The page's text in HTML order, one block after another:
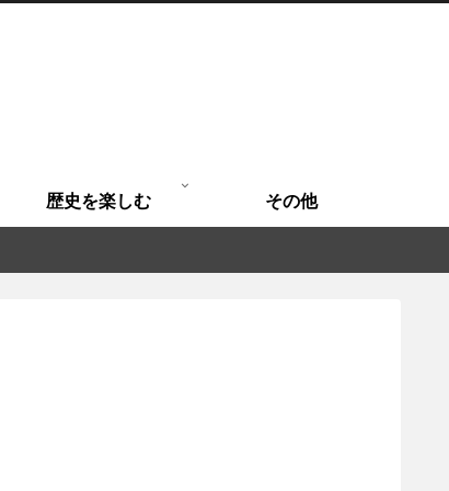
歴史を楽しむ その他